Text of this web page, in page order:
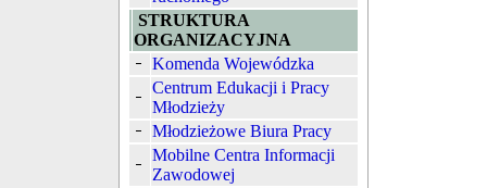
STRUKTURA
ORGANIZACYJNA
Komenda Wojewódzka
Centrum Edukacji i Pracy
Młodzieży
Młodzieżowe Biura Pracy
Mobilne Centra Informacji
Zawodowej